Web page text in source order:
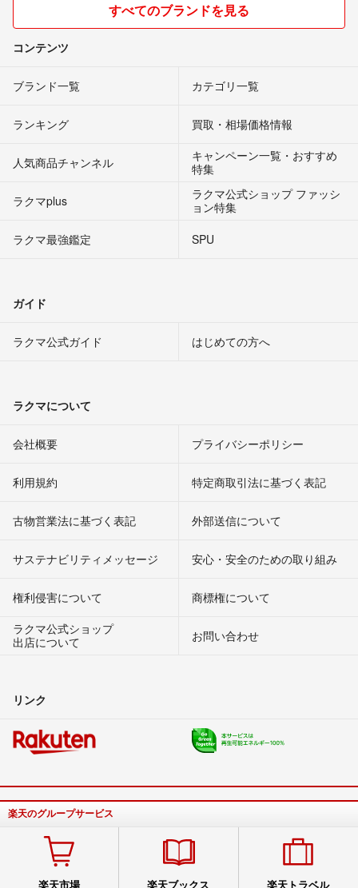
すべてのブランドを見る
コンテンツ
ブランド一覧 カテゴリ一覧
ランキング 買取・相場価格情報
人気商品チャンネル
キャンペーン一覧・おすすめ
特集
ラクマplus
ラクマ公式ショップ ファッシ
ョン特集
ラクマ最強鑑定
SPU
ガイド
ラクマ公式ガイド はじめての方へ
ラクマについて
会社概要 プライバシーポリシー
利用規約 特定商取引法に基づく表記
古物営業法に基づく表記 外部送信について
サステナビリティメッセージ 安心・安全のための取り組み
権利侵害について
商標権について
ラクマ公式ショップ
出店について
お問い合わせ
リンク
楽天のグループサービス
楽天市場 楽天ブックス 楽天トラベル